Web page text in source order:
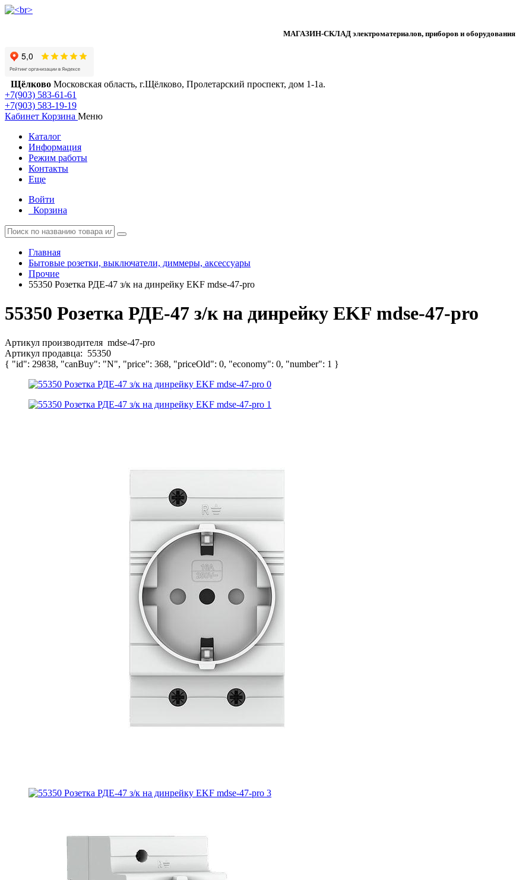
МАГАЗИН-СКЛАД электроматериалов, приборов и оборудования
Щёлково Московская область, г.Щёлково, Пролетарский проспект, дом 1‑1а.
+7(903) 583-61-61
+7(903) 583-19-19
Кабинет Корзина Меню
Каталог
Информация
Режим работы
Контакты
Еще
Войти
Корзина
Главная
Бытовые розетки, выключатели, диммеры, аксессуары
Прочие
55350 Розетка РДЕ-47 з/к на динрейку EKF mdse-47-pro
55350 Розетка РДЕ-47 з/к на динрейку EKF mdse-47-pro
Артикул производителя mdse-47-pro
Артикул продавца: 55350
{ "id": 29838, "canBuy": "N", "price": 368, "priceOld": 0, "economy": 0, "number": 1 }